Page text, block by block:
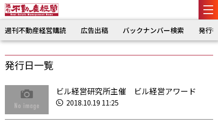
週刊不動産経営購読 広告出稿 バックナンバー検索 発行
発行日一覧
ビル経営研究所主催 ビル経営アワード
2018.10.19 11:25